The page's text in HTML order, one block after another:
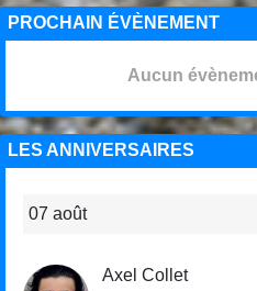
PROCHAIN ÉVÈNEMENT
Aucun
LES ANNIVERSAIRES
07 août
Axel Collet